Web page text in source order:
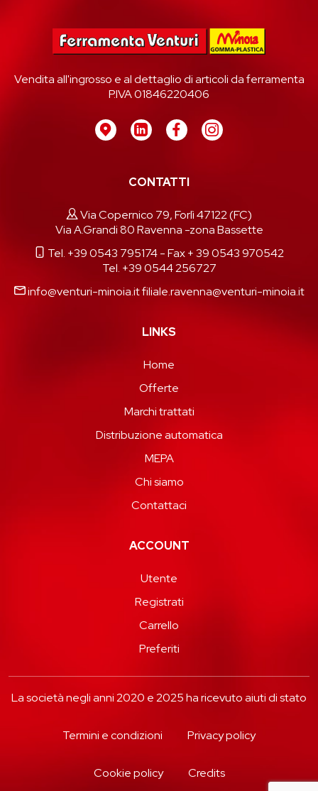
Vendita all'ingrosso e al dettaglio di articoli da ferramenta
P.IVA 01846220406
CONTATTI
Via Copernico 79, Forlì 47122 (FC)
Via A.Grandi 80 Ravenna -zona Bassette
Tel. +39 0543 795174- Fax + 39 0543 970542
Tel. +39 0544 256727
info@venturi-minoia.itfiliale.ravenna@venturi-minoia.it
LINKS
Home
Offerte
Marchi trattati
Distribuzione automatica
MEPA
Chi siamo
Contattaci
ACCOUNT
Utente
Registrati
Carrello
Preferiti
La società negli anni 2020 e 2025 ha ricevuto aiuti di stato
Termini e condizioni Privacy policy
Cookie policy Credits